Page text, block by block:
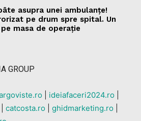
asupra unei ambulanțe!
pe drum spre spital. Un
masa de operație
GROUP
ideiafaceri2024.ro
catcosta.ro ghidmarketing.ro